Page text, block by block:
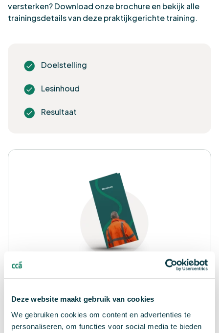
Deze website maakt gebruik van cookies
We gebruiken cookies om content en advertenties te
personaliseren, om functies voor social media te bieden
versterken? Download onze brochure en bekijk alle
trainingsdetails van deze praktijkgerichte training.
Doelstelling
Lesinhoud
Resultaat
Download brochure
Voornaam